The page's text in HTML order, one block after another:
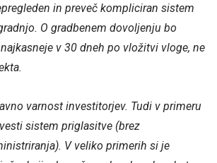
in preveč kompliciran sistem
O gradbenem dovoljenju bo
v 30 dneh po vložitvi vloge, ne
varnost investitorjev. Tudi v primeru
sistem priglasitve (brez
V veliko primerih si je